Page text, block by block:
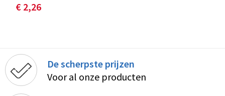
€ 2,26
De scherpste prijzen
Voor al onze producten